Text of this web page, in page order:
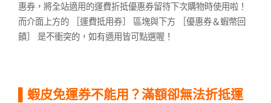
惠券，將全站適用的運費折抵優惠券留待下次購物時使用啦！
而介面上方的 ［運費抵用券］ 區塊與下方 ［優惠券＆蝦幣回
饋］ 是不衝突的，如有適用皆可點選喔！
▌蝦皮免運券不能用？滿額卻無法折抵運